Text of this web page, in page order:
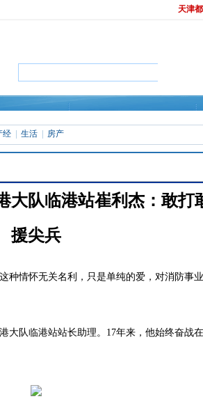
天津
经 生活 房产
大队临港站崔利杰：敢打
援尖兵
种情怀无关名利，只是单纯的爱，对消防事
大队临港站站长助理。17年来，他始终奋战